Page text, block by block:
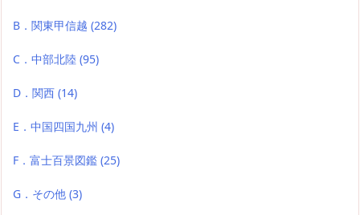
B．関東甲信越 (282)
C．中部北陸 (95)
D．関西 (14)
E．中国四国九州 (4)
F．富士百景図鑑 (25)
G．その他 (3)